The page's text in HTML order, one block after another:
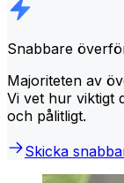
Snabbare
Majoriteten av
Vi vet hur viktigt
och pålitligt.
Skicka